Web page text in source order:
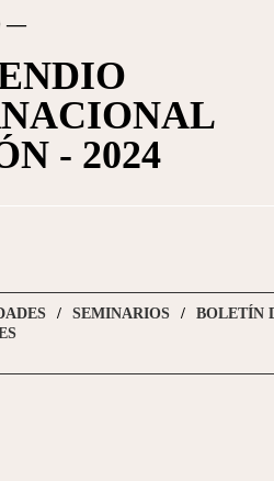
—
- 2024
SEMINARIOS
BOLETÍN